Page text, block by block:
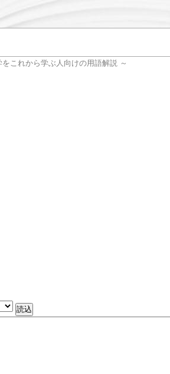
これから学ぶ人向けの用語解説 ～